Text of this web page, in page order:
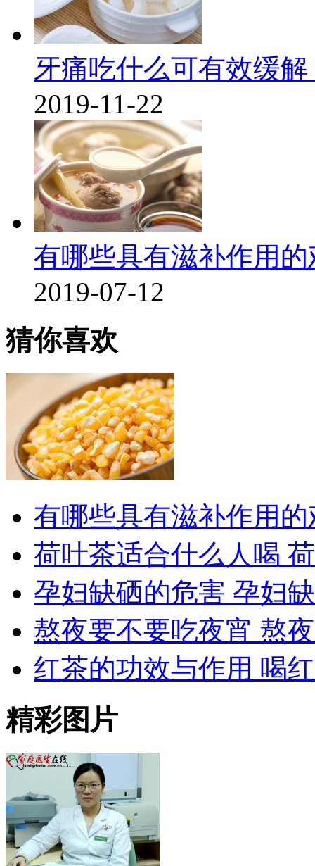
牙痛吃什么可有效缓
2019-11-22
有哪些具有滋补作用的
2019-07-12
猜你喜欢
有哪些具有滋补作用的
荷叶茶适合什么人喝
孕妇缺硒的危害 孕妇
熬夜要不要吃夜宵 熬
红茶的功效与作用 喝
精彩图片